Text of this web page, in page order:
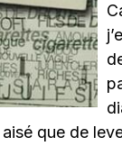
que de